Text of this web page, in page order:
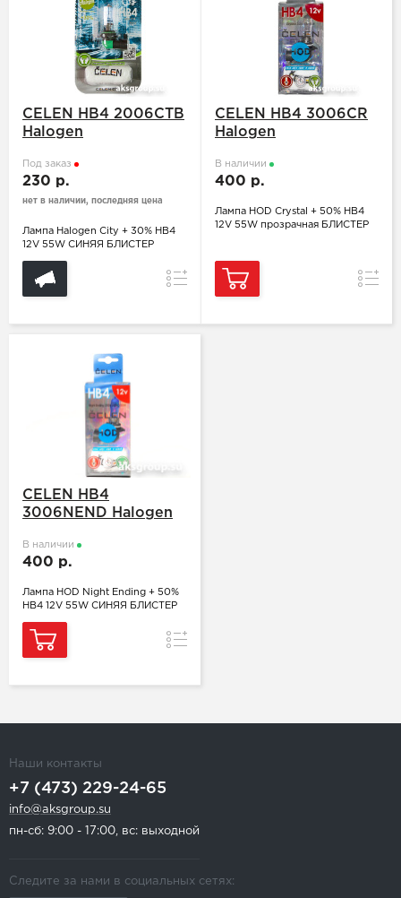
CELEN HB4 2006CTB
Halogen
Под заказ
230 р.
нет в наличии, последняя цена
Лампа Halogen City + 30% HB4
12V 55W СИНЯЯ БЛИСТЕР
Сравнение
CELEN HB4 3006CR
Halogen
В наличии
400 р.
Лампа HOD Crystal + 50% HB4
12V 55W прозрачная БЛИСТЕР
CELEN HB4
3006NEND Halogen
В наличии
400 р.
Лампа HOD Night Ending + 50%
HB4 12V 55W СИНЯЯ БЛИСТЕР
Сравнение
Наши контакты
+7 (473) 229-24-65
info@aksgroup.su
пн-сб: 9:00 - 17:00, вс: выходной
Следите за нами в социальных сетях: